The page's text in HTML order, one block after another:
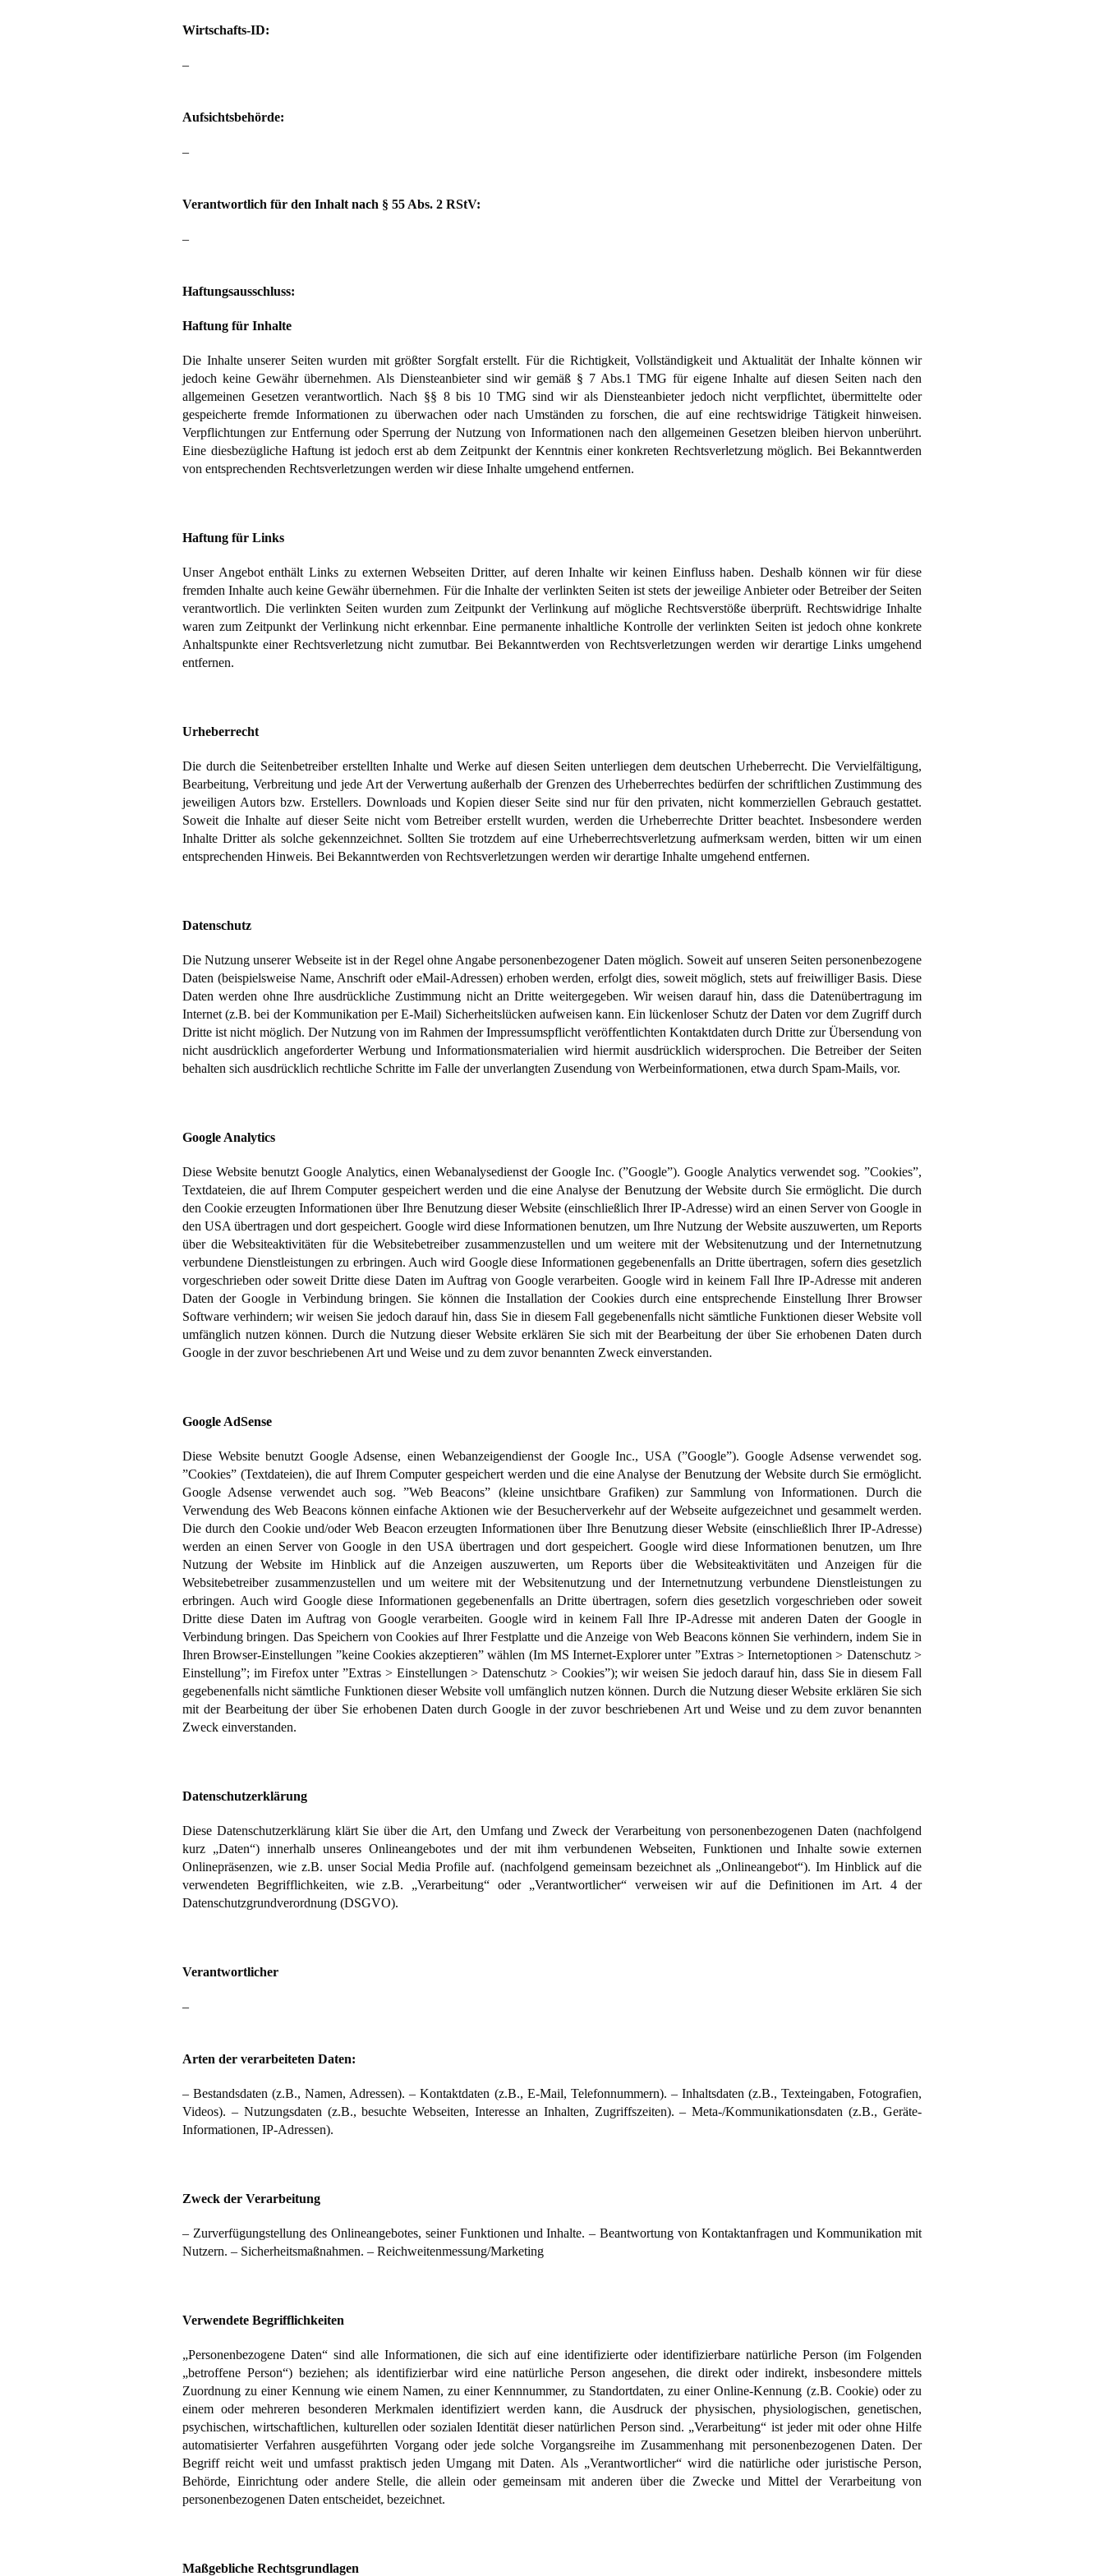
Wirtschafts-ID:
–
Aufsichtsbehörde:
–
Verantwortlich für den Inhalt nach § 55 Abs. 2 RStV:
–
Haftungsausschluss:
Haftung für Inhalte
Die Inhalte unserer Seiten wurden mit größter Sorgfalt erstellt. Für die Richtigkeit, Vollständigkeit und Aktualität der Inhalte können wir
jedoch keine Gewähr übernehmen. Als Diensteanbieter sind wir gemäß § 7 Abs.1 TMG für eigene Inhalte auf diesen Seiten nach den
allgemeinen Gesetzen verantwortlich. Nach §§ 8 bis 10 TMG sind wir als Diensteanbieter jedoch nicht verpflichtet, übermittelte oder
gespeicherte fremde Informationen zu überwachen oder nach Umständen zu forschen, die auf eine rechtswidrige Tätigkeit hinweisen.
Verpflichtungen zur Entfernung oder Sperrung der Nutzung von Informationen nach den allgemeinen Gesetzen bleiben hiervon unberührt.
Eine diesbezügliche Haftung ist jedoch erst ab dem Zeitpunkt der Kenntnis einer konkreten Rechtsverletzung möglich. Bei Bekanntwerden
von entsprechenden Rechtsverletzungen werden wir diese Inhalte umgehend entfernen.
Haftung für Links
Unser Angebot enthält Links zu externen Webseiten Dritter, auf deren Inhalte wir keinen Einfluss haben. Deshalb können wir für diese
fremden Inhalte auch keine Gewähr übernehmen. Für die Inhalte der verlinkten Seiten ist stets der jeweilige Anbieter oder Betreiber der Seiten
verantwortlich. Die verlinkten Seiten wurden zum Zeitpunkt der Verlinkung auf mögliche Rechtsverstöße überprüft. Rechtswidrige Inhalte
waren zum Zeitpunkt der Verlinkung nicht erkennbar. Eine permanente inhaltliche Kontrolle der verlinkten Seiten ist jedoch ohne konkrete
Anhaltspunkte einer Rechtsverletzung nicht zumutbar. Bei Bekanntwerden von Rechtsverletzungen werden wir derartige Links umgehend
entfernen.
Urheberrecht
Die durch die Seitenbetreiber erstellten Inhalte und Werke auf diesen Seiten unterliegen dem deutschen Urheberrecht. Die Vervielfältigung,
Bearbeitung, Verbreitung und jede Art der Verwertung außerhalb der Grenzen des Urheberrechtes bedürfen der schriftlichen Zustimmung des
jeweiligen Autors bzw. Erstellers. Downloads und Kopien dieser Seite sind nur für den privaten, nicht kommerziellen Gebrauch gestattet.
Soweit die Inhalte auf dieser Seite nicht vom Betreiber erstellt wurden, werden die Urheberrechte Dritter beachtet. Insbesondere werden
Inhalte Dritter als solche gekennzeichnet. Sollten Sie trotzdem auf eine Urheberrechtsverletzung aufmerksam werden, bitten wir um einen
entsprechenden Hinweis. Bei Bekanntwerden von Rechtsverletzungen werden wir derartige Inhalte umgehend entfernen.
Datenschutz
Die Nutzung unserer Webseite ist in der Regel ohne Angabe personenbezogener Daten möglich. Soweit auf unseren Seiten personenbezogene
Daten (beispielsweise Name, Anschrift oder eMail-Adressen) erhoben werden, erfolgt dies, soweit möglich, stets auf freiwilliger Basis. Diese
Daten werden ohne Ihre ausdrückliche Zustimmung nicht an Dritte weitergegeben. Wir weisen darauf hin, dass die Datenübertragung im
Internet (z.B. bei der Kommunikation per E-Mail) Sicherheitslücken aufweisen kann. Ein lückenloser Schutz der Daten vor dem Zugriff durch
Dritte ist nicht möglich. Der Nutzung von im Rahmen der Impressumspflicht veröffentlichten Kontaktdaten durch Dritte zur Übersendung von
nicht ausdrücklich angeforderter Werbung und Informationsmaterialien wird hiermit ausdrücklich widersprochen. Die Betreiber der Seiten
behalten sich ausdrücklich rechtliche Schritte im Falle der unverlangten Zusendung von Werbeinformationen, etwa durch Spam-Mails, vor.
Google Analytics
Diese Website benutzt Google Analytics, einen Webanalysedienst der Google Inc. (”Google”). Google Analytics verwendet sog. ”Cookies”,
Textdateien, die auf Ihrem Computer gespeichert werden und die eine Analyse der Benutzung der Website durch Sie ermöglicht. Die durch
den Cookie erzeugten Informationen über Ihre Benutzung dieser Website (einschließlich Ihrer IP-Adresse) wird an einen Server von Google in
den USA übertragen und dort gespeichert. Google wird diese Informationen benutzen, um Ihre Nutzung der Website auszuwerten, um Reports
über die Websiteaktivitäten für die Websitebetreiber zusammenzustellen und um weitere mit der Websitenutzung und der Internetnutzung
verbundene Dienstleistungen zu erbringen. Auch wird Google diese Informationen gegebenenfalls an Dritte übertragen, sofern dies gesetzlich
vorgeschrieben oder soweit Dritte diese Daten im Auftrag von Google verarbeiten. Google wird in keinem Fall Ihre IP-Adresse mit anderen
Daten der Google in Verbindung bringen. Sie können die Installation der Cookies durch eine entsprechende Einstellung Ihrer Browser
Software verhindern; wir weisen Sie jedoch darauf hin, dass Sie in diesem Fall gegebenenfalls nicht sämtliche Funktionen dieser Website voll
umfänglich nutzen können. Durch die Nutzung dieser Website erklären Sie sich mit der Bearbeitung der über Sie erhobenen Daten durch
Google in der zuvor beschriebenen Art und Weise und zu dem zuvor benannten Zweck einverstanden.
Google AdSense
Diese Website benutzt Google Adsense, einen Webanzeigendienst der Google Inc., USA (”Google”). Google Adsense verwendet sog.
”Cookies” (Textdateien), die auf Ihrem Computer gespeichert werden und die eine Analyse der Benutzung der Website durch Sie ermöglicht.
Google Adsense verwendet auch sog. ”Web Beacons” (kleine unsichtbare Grafiken) zur Sammlung von Informationen. Durch die
Verwendung des Web Beacons können einfache Aktionen wie der Besucherverkehr auf der Webseite aufgezeichnet und gesammelt werden.
Die durch den Cookie und/oder Web Beacon erzeugten Informationen über Ihre Benutzung dieser Website (einschließlich Ihrer IP-Adresse)
werden an einen Server von Google in den USA übertragen und dort gespeichert. Google wird diese Informationen benutzen, um Ihre
Nutzung der Website im Hinblick auf die Anzeigen auszuwerten, um Reports über die Websiteaktivitäten und Anzeigen für die
Websitebetreiber zusammenzustellen und um weitere mit der Websitenutzung und der Internetnutzung verbundene Dienstleistungen zu
erbringen. Auch wird Google diese Informationen gegebenenfalls an Dritte übertragen, sofern dies gesetzlich vorgeschrieben oder soweit
Dritte diese Daten im Auftrag von Google verarbeiten. Google wird in keinem Fall Ihre IP-Adresse mit anderen Daten der Google in
Verbindung bringen. Das Speichern von Cookies auf Ihrer Festplatte und die Anzeige von Web Beacons können Sie verhindern, indem Sie in
Ihren Browser-Einstellungen ”keine Cookies akzeptieren” wählen (Im MS Internet-Explorer unter ”Extras > Internetoptionen > Datenschutz >
Einstellung”; im Firefox unter ”Extras > Einstellungen > Datenschutz > Cookies”); wir weisen Sie jedoch darauf hin, dass Sie in diesem Fall
gegebenenfalls nicht sämtliche Funktionen dieser Website voll umfänglich nutzen können. Durch die Nutzung dieser Website erklären Sie sich
mit der Bearbeitung der über Sie erhobenen Daten durch Google in der zuvor beschriebenen Art und Weise und zu dem zuvor benannten
Zweck einverstanden.
Datenschutzerklärung
Diese Datenschutzerklärung klärt Sie über die Art, den Umfang und Zweck der Verarbeitung von personenbezogenen Daten (nachfolgend
kurz „Daten“) innerhalb unseres Onlineangebotes und der mit ihm verbundenen Webseiten, Funktionen und Inhalte sowie externen
Onlinepräsenzen, wie z.B. unser Social Media Profile auf. (nachfolgend gemeinsam bezeichnet als „Onlineangebot“). Im Hinblick auf die
verwendeten Begrifflichkeiten, wie z.B. „Verarbeitung“ oder „Verantwortlicher“ verweisen wir auf die Definitionen im Art. 4 der
Datenschutzgrundverordnung (DSGVO).
Verantwortlicher
–
Arten der verarbeiteten Daten:
– Bestandsdaten (z.B., Namen, Adressen). – Kontaktdaten (z.B., E-Mail, Telefonnummern). – Inhaltsdaten (z.B., Texteingaben, Fotografien,
Videos). – Nutzungsdaten (z.B., besuchte Webseiten, Interesse an Inhalten, Zugriffszeiten). – Meta-/Kommunikationsdaten (z.B., Geräte-
Informationen, IP-Adressen).
Zweck der Verarbeitung
– Zurverfügungstellung des Onlineangebotes, seiner Funktionen und Inhalte. – Beantwortung von Kontaktanfragen und Kommunikation mit
Nutzern. – Sicherheitsmaßnahmen. – Reichweitenmessung/Marketing
Verwendete Begrifflichkeiten
„Personenbezogene Daten“ sind alle Informationen, die sich auf eine identifizierte oder identifizierbare natürliche Person (im Folgenden
„betroffene Person“) beziehen; als identifizierbar wird eine natürliche Person angesehen, die direkt oder indirekt, insbesondere mittels
Zuordnung zu einer Kennung wie einem Namen, zu einer Kennnummer, zu Standortdaten, zu einer Online-Kennung (z.B. Cookie) oder zu
einem oder mehreren besonderen Merkmalen identifiziert werden kann, die Ausdruck der physischen, physiologischen, genetischen,
psychischen, wirtschaftlichen, kulturellen oder sozialen Identität dieser natürlichen Person sind. „Verarbeitung“ ist jeder mit oder ohne Hilfe
automatisierter Verfahren ausgeführten Vorgang oder jede solche Vorgangsreihe im Zusammenhang mit personenbezogenen Daten. Der
Begriff reicht weit und umfasst praktisch jeden Umgang mit Daten. Als „Verantwortlicher“ wird die natürliche oder juristische Person,
Behörde, Einrichtung oder andere Stelle, die allein oder gemeinsam mit anderen über die Zwecke und Mittel der Verarbeitung von
personenbezogenen Daten entscheidet, bezeichnet.
Maßgebliche Rechtsgrundlagen